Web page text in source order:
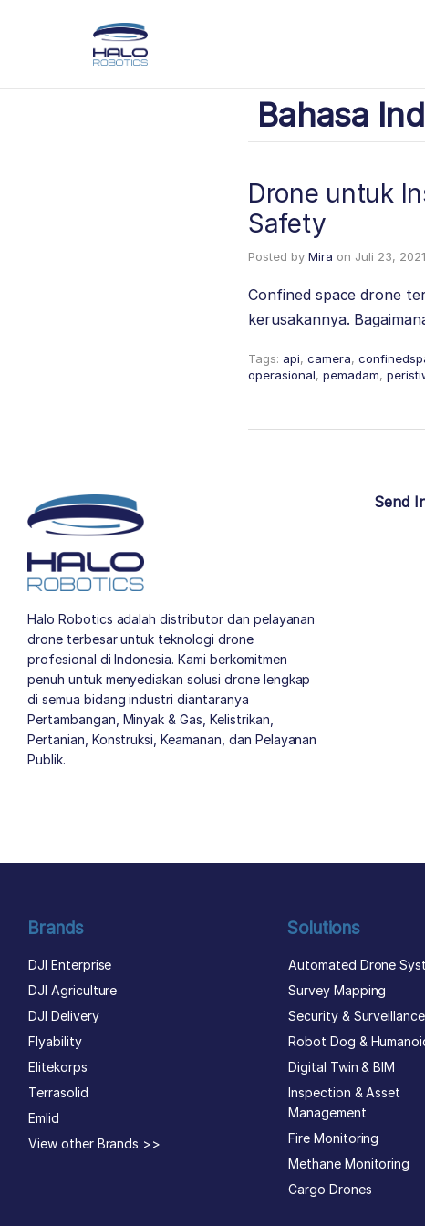
Bahasa
Drone untuk
Safety
Posted by Mira on Juli 23, 2021
Confined space drone
kerusakannya.
Tags: api, camera,
operasional, pemadam,
Halo Robotics adalah distributor dan pelayanan
drone terbesar untuk teknologi drone
profesional di Indonesia. Kami berkomitmen
penuh untuk menyediakan solusi drone lengkap
di semua bidang industri diantaranya
Pertambangan, Minyak & Gas, Kelistrikan,
Pertanian, Konstruksi, Keamanan, dan Pelayanan
Publik.
Send
Brands
DJI Enterprise
DJI Agriculture
DJI Delivery
Flyability
Elitekorps
Terrasolid
Emlid
View other Brands >>
Solutions
Automated Drone
Survey Mapping
Security & Surveillance
Robot Dog &
Digital Twin & BIM
Inspection & Asset
Management
Fire Monitoring
Methane Monitoring
Cargo Drones